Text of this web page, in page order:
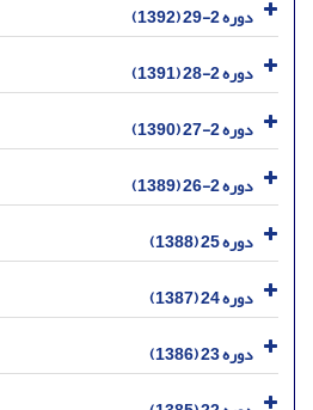
دوره 2-29 (1392)
دوره 2-28 (1391)
دوره 2-27 (1390)
دوره 2-26 (1389)
دوره 25 (1388)
دوره 24 (1387)
دوره 23 (1386)